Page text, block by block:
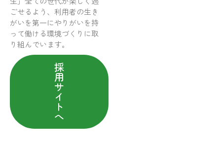
ごせるよう、利用者の生き
がいを第一にやりがいを持
って働ける環境づくりに取
り組んでいます。
採
用
サ
イ
ト
へ